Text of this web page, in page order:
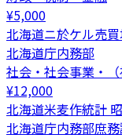
¥5,000
北海道ニ於ケル売
北海道庁内務部
社会・社会事業・
¥12,000
北海道米麦作統計
北海道庁内務部庶